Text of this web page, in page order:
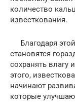
количество
известкования.
Благодаря
становятся
сохранять влагу
этого,
начинают
которые